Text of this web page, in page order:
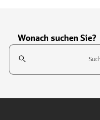
Wonach suchen Sie?
Suchfeld